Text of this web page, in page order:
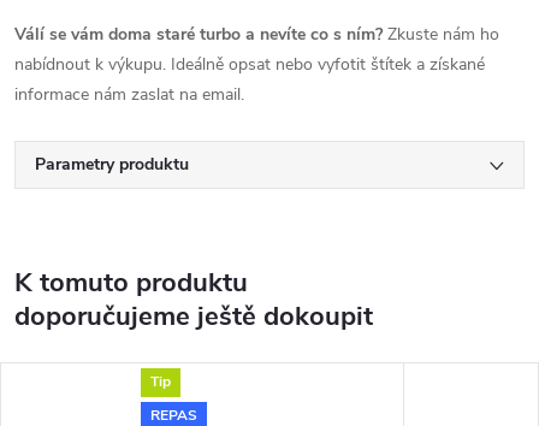
Válí se vám doma staré turbo a nevíte co s ním?Zkuste nám ho
nabídnout k výkupu. Ideálně opsat nebo vyfotit štítek a získané
informace nám zaslat na email.
Parametry produktu
K tomuto produktu
doporučujeme ještě dokoupit
Tip
REPAS